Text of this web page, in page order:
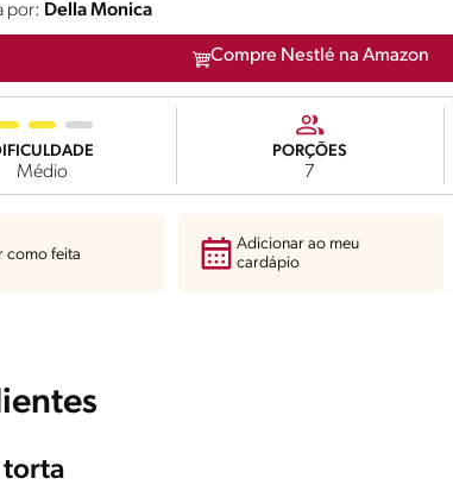
por: Della Monica
Compre Nestlé na Amazon
Médio
PORÇÕES
7
como feita
Adicionar ao meu
cardápio
torta